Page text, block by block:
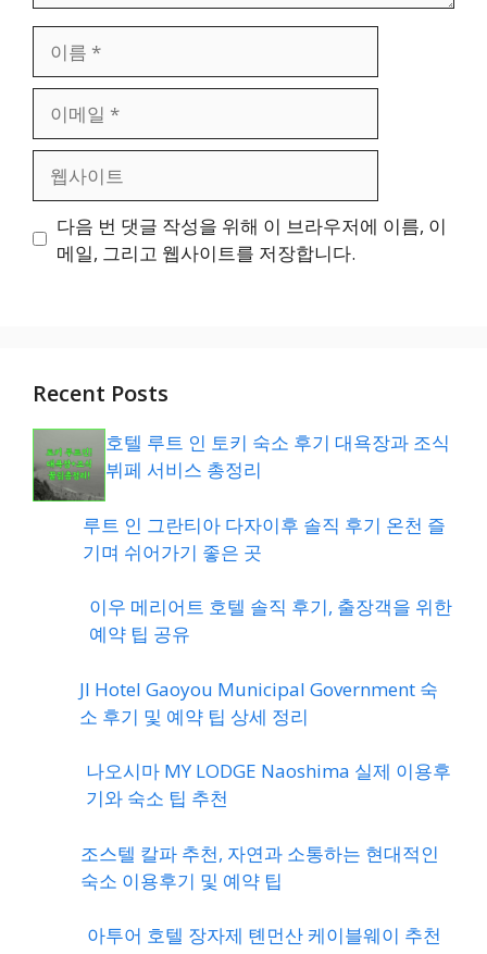
일
트
다음 번 댓글 작성을 위해 이 브라우저에 이름, 이
메일, 그리고 웹사이트를 저장합니다.
Recent Posts
호텔 루트 인 토키 숙소 후기 대욕장과 조식
뷔페 서비스 총정리
루트 인 그란티아 다자이후 솔직 후기 온천 즐
기며 쉬어가기 좋은 곳
이우 메리어트 호텔 솔직 후기, 출장객을 위한
예약 팁 공유
JI Hotel Gaoyou Municipal Government 숙
소 후기 및 예약 팁 상세 정리
나오시마 MY LODGE Naoshima 실제 이용후
기와 숙소 팁 추천
조스텔 칼파 추천, 자연과 소통하는 현대적인
숙소 이용후기 및 예약 팁
아투어 호텔 장자제 톈먼산 케이블웨이 추천